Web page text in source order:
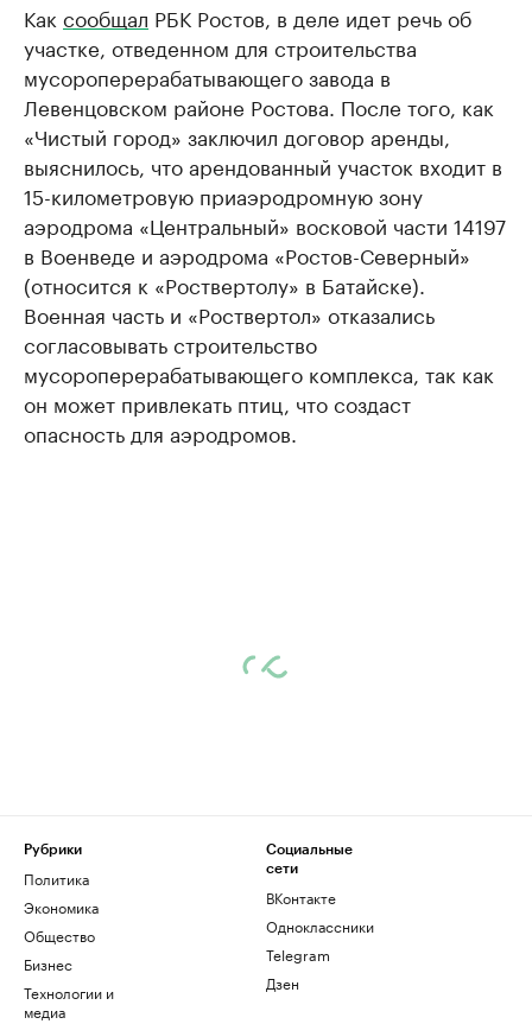
Как сообщал РБК Ростов, в деле идет речь об
участке, отведенном для строительства
мусороперерабатывающего завода в
Левенцовском районе Ростова. После того, как
«Чистый город» заключил договор аренды,
выяснилось, что арендованный участок входит в
15-километровую приаэродромную зону
аэродрома «Центральный» восковой части 14197
в Военведе и аэродрома «Ростов-Северный»
(относится к «Роствертолу» в Батайске).
Военная часть и «Роствертол» отказались
согласовывать строительство
мусороперерабатывающего комплекса, так как
он может привлекать птиц, что создаст
опасность для аэродромов.
Рубрики
Политика
Экономика
Общество
Бизнес
Технологии и
медиа
Социальные
сети
ВКонтакте
Одноклассники
Telegram
Дзен